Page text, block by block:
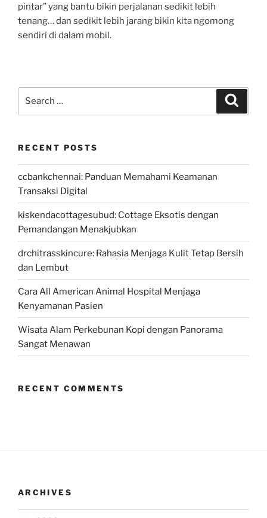
pintar” yang bantu bikin perjalanan sedikit lebih
tenang… dan sedikit lebih jarang bikin kita ngomong
sendiri di dalam mobil.
RECENT POSTS
ccbankchennai: Panduan Memahami Keamanan
Transaksi Digital
kiskendacottagesubud: Cottage Eksotis dengan
Pemandangan Menakjubkan
drchitrasskincure: Rahasia Menjaga Kulit Tetap Bersih
dan Lembut
Cara All American Animal Hospital Menjaga
Kenyamanan Pasien
Wisata Alam Perkebunan Kopi dengan Panorama
Sangat Menawan
RECENT COMMENTS
ARCHIVES